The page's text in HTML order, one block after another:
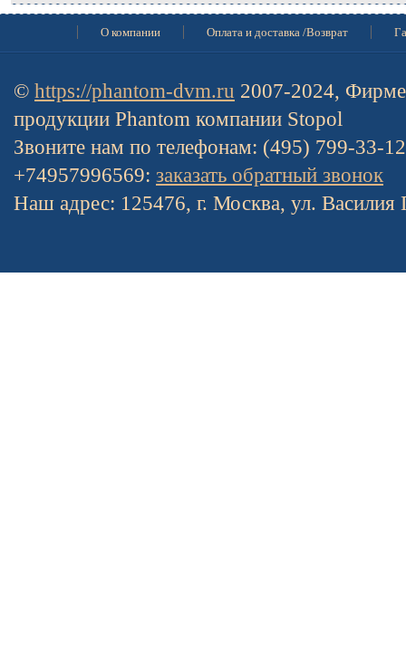
О компании Оплата и доставка /Возврат
© https://phantom-dvm.ru 2007-2024,
продукции Phantom компании Stopol
Звоните нам по телефонам: (495) 799-33-
+74957996569: заказать обратный звонок
Наш адрес: 125476, г. Москва, ул. Василия